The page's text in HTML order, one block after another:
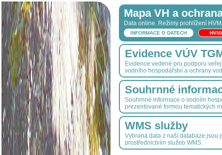
Mapa VH a
Data online. Režimy prohlížení
INFORMACE O DATECH
Evidence VÚV
Evidence vedené pro podporu
vodního hospodářství a ochrany
Souhrnné
Souhrnné informace o vodním
prezentované formou tematických
WMS služby
Vybraná data z naší databáze jsou
prostřednictvím služeb WMS.